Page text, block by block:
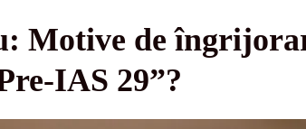
Motive de
IAS 29”?